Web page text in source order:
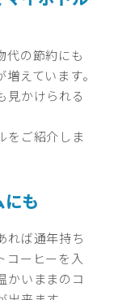
代の節約にも
えています。
見かけられる
をご紹介しま
も
れば通年持ち
コーヒーを入
かいままのコ